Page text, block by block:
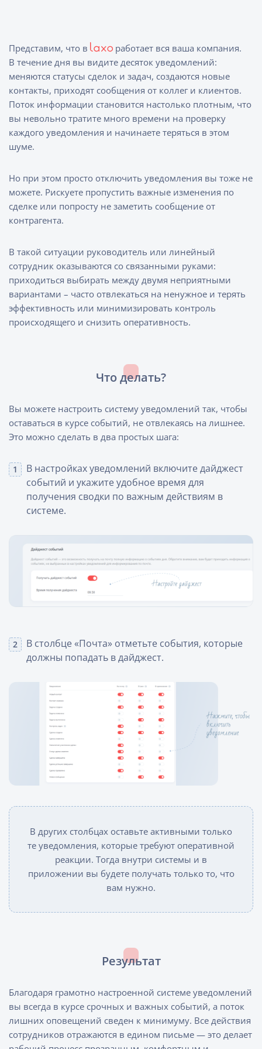
Представим, что в
работает вся ваша компания.
В течение дня вы видите десяток уведомлений:
меняются статусы сделок и задач, создаются новые
контакты, приходят сообщения от коллег и клиентов.
Поток информации становится настолько плотным, что
вы невольно тратите много времени на проверку
каждого уведомления и начинаете теряться в этом
шуме.
Но при этом просто отключить уведомления вы тоже не
можете. Рискуете пропустить важные изменения по
сделке или попросту не заметить сообщение от
контрагента.
В такой ситуации руководитель или линейный
сотрудник оказываются со связанными руками:
приходиться выбирать между двумя неприятными
вариантами – часто отвлекаться на ненужное и терять
эффективность или минимизировать контроль
происходящего и снизить оперативность.
Что делать?
Вы можете настроить систему уведомлений так, чтобы
оставаться в курсе событий, не отвлекаясь на лишнее.
Это можно сделать в два простых шага:
В настройках уведомлений включите дайджест
событий и укажите удобное время для
получения сводки по важным действиям в
системе.
В столбце «Почта» отметьте события, которые
должны попадать в дайджест.
В других столбцах оставьте активными только
те уведомления, которые требуют оперативной
реакции. Тогда внутри системы и в
приложении вы будете получать только то, что
вам нужно.
Результат
Благодаря грамотно настроенной системе уведомлений
вы всегда в курсе срочных и важных событий, а поток
лишних оповещений сведен к минимуму. Все действия
сотрудников отражаются в едином письме — это делает